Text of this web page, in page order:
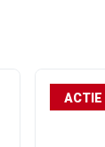
ACTIE